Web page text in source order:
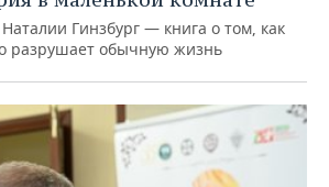
Гинзбург — книга о том, как
разрушает обычную жизнь